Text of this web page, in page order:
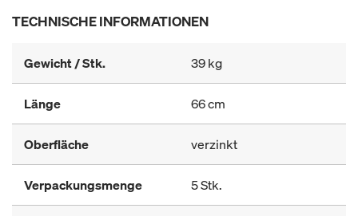
TECHNISCHE INFORMATIONEN
Gewicht / Stk. 39 kg
Länge 66 cm
Oberfläche verzinkt
Verpackungsmenge 5 Stk.